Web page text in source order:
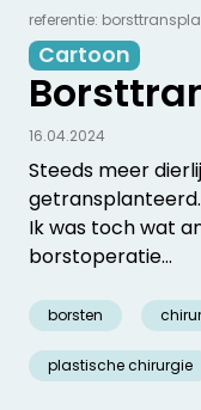
referentie:
Cartoon
Steeds meer
Ik was toch wat
borstoperatie...
borsten
plastische chirurgie
16.04.2024